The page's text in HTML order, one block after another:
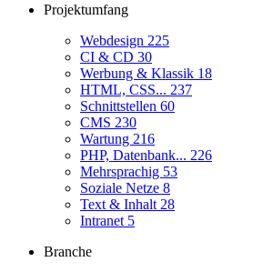
Projektumfang
Webdesign 225
CI & CD 30
Werbung & Klassik 18
HTML, CSS... 237
Schnittstellen 60
CMS 230
Wartung 216
PHP, Datenbank... 226
Mehrsprachig 53
Soziale Netze 8
Text & Inhalt 28
Intranet 5
Branche